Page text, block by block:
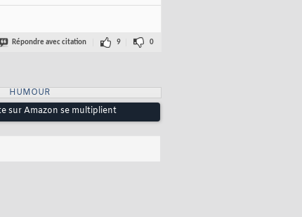
Répondre avec citation 9 0
HUMOUR
sur Amazon se multiplient